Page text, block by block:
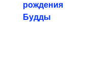
рождения
Будды